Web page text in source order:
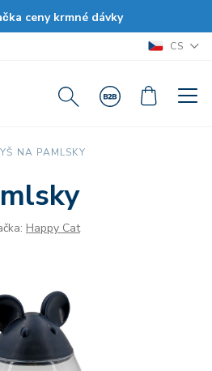
ceny krmné dávky
CS
NA PAMLSKY
Happy Cat